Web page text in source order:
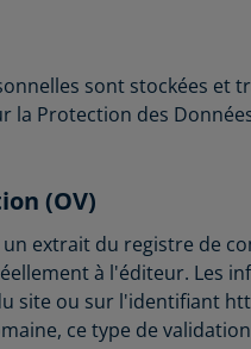
sont stockées et
Protection des
(OV)
extrait du registre de
à l'éditeur. Les
site ou sur l'identifiant
ce type de